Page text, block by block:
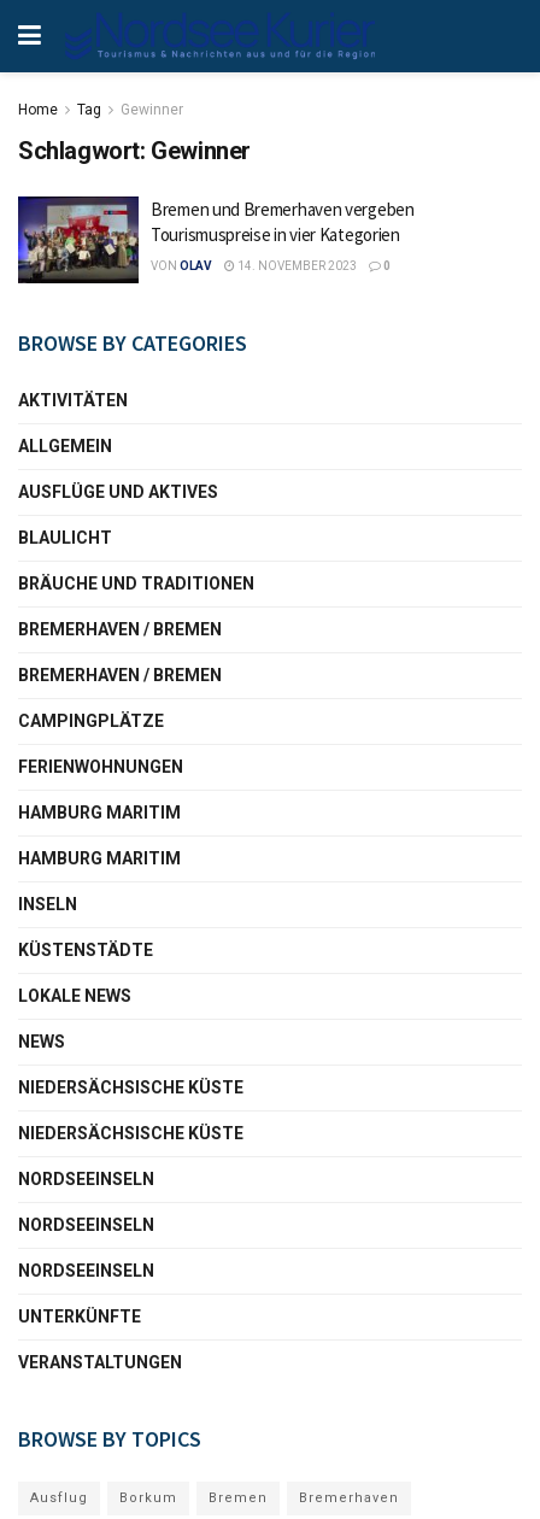
Home Tag Gewinner
Schlagwort: Gewinner
Bremen und Bremerhaven vergeben
Tourismuspreise in vier Kategorien
VON OLAV 14. NOVEMBER 2023 0
BROWSE BY CATEGORIES
AKTIVITÄTEN
ALLGEMEIN
AUSFLÜGE UND AKTIVES
BLAULICHT
BRÄUCHE UND TRADITIONEN
BREMERHAVEN / BREMEN
BREMERHAVEN / BREMEN
CAMPINGPLÄTZE
FERIENWOHNUNGEN
HAMBURG MARITIM
HAMBURG MARITIM
INSELN
KÜSTENSTÄDTE
LOKALE NEWS
NEWS
NIEDERSÄCHSISCHE KÜSTE
NIEDERSÄCHSISCHE KÜSTE
NORDSEEINSELN
NORDSEEINSELN
NORDSEEINSELN
UNTERKÜNFTE
VERANSTALTUNGEN
BROWSE BY TOPICS
Ausflug Borkum Bremen Bremerhaven